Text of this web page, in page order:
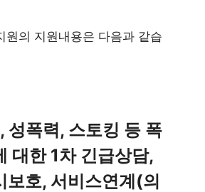
원의 지원내용은 다음과 같습
성폭력, 스토킹 등 폭
대한 1차 긴급상담,
보호, 서비스연계(의